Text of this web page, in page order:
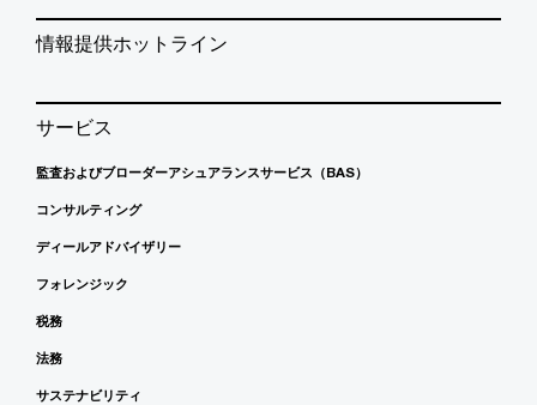
情報提供ホットライン
サービス
監査およびブローダーアシュアランスサービス（BAS）
コンサルティング
ディールアドバイザリー
フォレンジック
税務
法務
サステナビリティ